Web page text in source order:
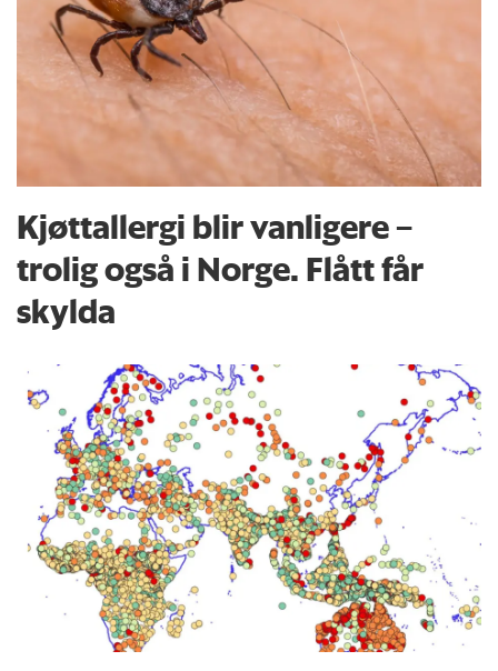
Kjøttallergi blir vanligere –
trolig også i Norge. Flått får
skylda